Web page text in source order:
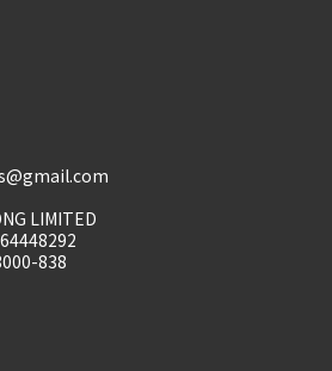
LIMITED
838